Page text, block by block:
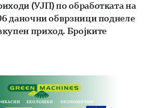
(УЈП) по обработката на
даночни обврзници поднеле
приход. Бројките